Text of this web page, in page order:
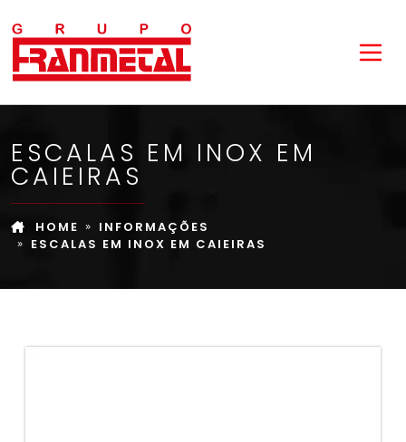
ESCALAS EM INOX EM
CAIEIRAS
HOME
INFORMAÇÕES
ESCALAS EM INOX EM CAIEIRAS